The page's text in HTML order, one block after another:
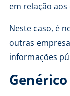
em relação
Neste caso, é
outras
informações
Genérico